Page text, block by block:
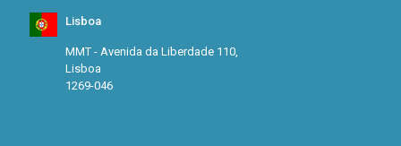
Lisboa
MMT - Avenida da Liberdade 110,
Lisboa
1269-046